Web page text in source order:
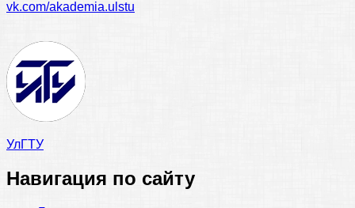
vk.com/akademia.ulstu
УлГТУ
Навигация по сайту